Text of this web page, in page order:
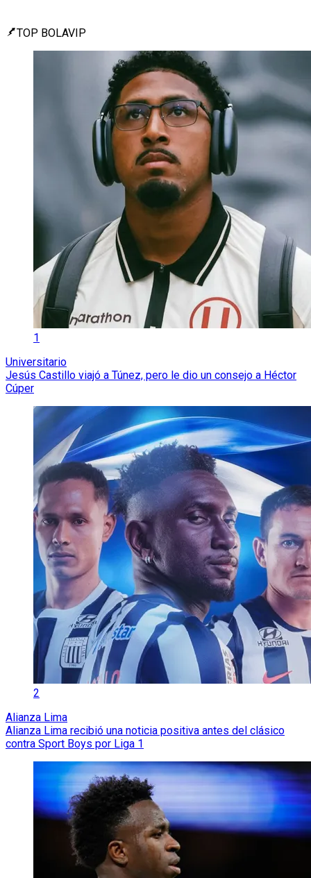
TOP BOLAVIP
1
Universitario
Jesús Castillo viajó a Túnez, pero le dio un consejo a Héctor
Cúper
2
Alianza Lima
Alianza Lima recibió una noticia positiva antes del clásico
contra Sport Boys por Liga 1